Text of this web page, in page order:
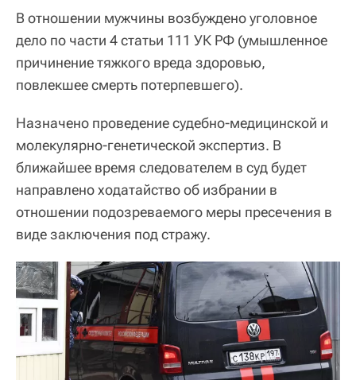
В отношении мужчины возбуждено уголовное
дело по части 4 статьи 111 УК РФ (умышленное
причинение тяжкого вреда здоровью,
повлекшее смерть потерпевшего).
Назначено проведение судебно-медицинской и
молекулярно-генетической экспертиз. В
ближайшее время следователем в суд будет
направлено ходатайство об избрании в
отношении подозреваемого меры пресечения в
виде заключения под стражу.